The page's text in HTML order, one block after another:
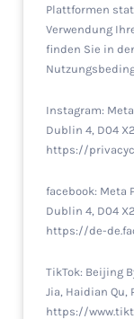
Plattformen
Verwendung
finden Sie in
Instagram:
Dublin 4, D04
https://
facebook: Meta
Dublin 4, D04
https://de-
TikTok: Beijing
Jia, Haidian Qu,
https://